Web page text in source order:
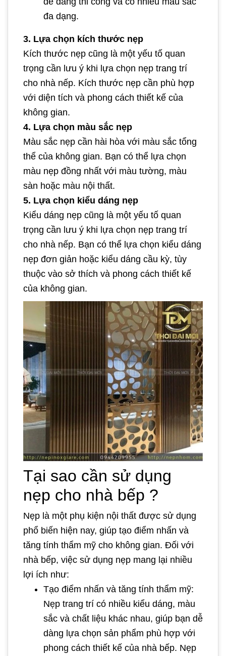
đa dạng.
3. Lựa chọn kích thước nẹp
Kích thước nẹp cũng là một yếu tố quan
trọng cần lưu ý khi lựa chọn nẹp trang trí
cho nhà nếp. Kích thước nẹp cần phù hợp
với diện tích và phong cách thiết kế của
không gian.
4. Lựa chọn màu sắc nẹp
Màu sắc nẹp cần hài hòa với màu sắc tổng
thể của không gian. Bạn có thể lựa chọn
màu nẹp đồng nhất với màu tường, màu
sàn hoặc màu nội thất.
5. Lựa chọn kiểu dáng nẹp
Kiểu dáng nẹp cũng là một yếu tố quan
trọng cần lưu ý khi lựa chọn nẹp trang trí
cho nhà nếp. Bạn có thể lựa chọn kiểu dáng
nẹp đơn giản hoặc kiểu dáng cầu kỳ, tùy
thuộc vào sở thích và phong cách thiết kế
của không gian.
Tại sao cần sử dụng
nẹp cho nhà bếp ?
Nẹp là một phụ kiện nội thất được sử dụng
phổ biến hiện nay, giúp tạo điểm nhấn và
tăng tính thẩm mỹ cho không gian. Đối với
nhà bếp, việc sử dụng nẹp mang lại nhiều
lợi ích như:
Tạo điểm nhấn và tăng tính thẩm mỹ:
Nẹp trang trí có nhiều kiểu dáng, màu
sắc và chất liệu khác nhau, giúp bạn dễ
dàng lựa chọn sản phẩm phù hợp với
phong cách thiết kế của nhà bếp. Nẹp